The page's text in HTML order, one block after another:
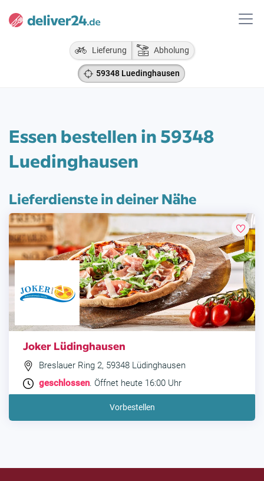
Lieferung Abholung
59348 Luedinghausen
Essen bestellen in 59348
Luedinghausen
Lieferdienste in deiner Nähe
Joker Lüdinghausen
Breslauer Ring 2, 59348 Lüdinghausen
geschlossen. Öffnet heute 16:00 Uhr
Vorbestellen